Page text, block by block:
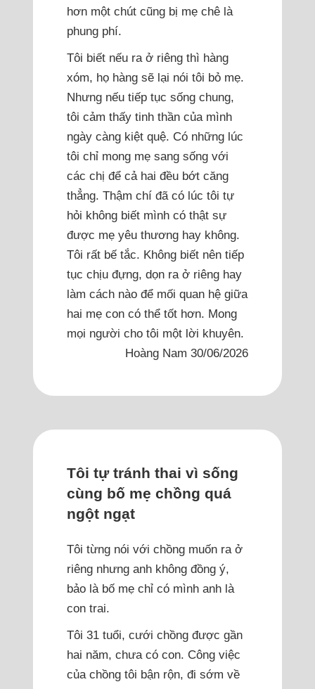
hơn một chút cũng bị mẹ chê là
phung phí.
Tôi biết nếu ra ở riêng thì hàng
xóm, họ hàng sẽ lại nói tôi bỏ mẹ.
Nhưng nếu tiếp tục sống chung,
tôi cảm thấy tinh thần của mình
ngày càng kiệt quệ. Có những lúc
tôi chỉ mong mẹ sang sống với
các chị để cả hai đều bớt căng
thẳng. Thậm chí đã có lúc tôi tự
hỏi không biết mình có thật sự
được mẹ yêu thương hay không.
Tôi rất bế tắc. Không biết nên tiếp
tục chịu đựng, dọn ra ở riêng hay
làm cách nào để mối quan hệ giữa
hai mẹ con có thể tốt hơn. Mong
mọi người cho tôi một lời khuyên.
Hoàng Nam 30/06/2026
Tôi tự tránh thai vì sống
cùng bố mẹ chồng quá
ngột ngạt
Tôi từng nói với chồng muốn ra ở
riêng nhưng anh không đồng ý,
bảo là bố mẹ chỉ có mình anh là
con trai.
Tôi 31 tuổi, cưới chồng được gần
hai năm, chưa có con. Công việc
của chồng tôi bận rộn, đi sớm về